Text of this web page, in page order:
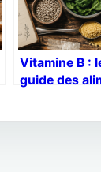
Vitamine B :
guide des